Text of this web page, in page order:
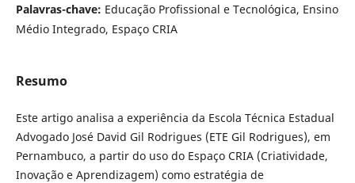
Palavras-chave: Educação Profissional e Tecnológica, Ensino
Médio Integrado, Espaço CRIA
Resumo
Este artigo analisa a experiência da Escola Técnica Estadual
Advogado José David Gil Rodrigues (ETE Gil Rodrigues), em
Pernambuco, a partir do uso do Espaço CRIA (Criatividade,
Inovação e Aprendizagem) como estratégia de